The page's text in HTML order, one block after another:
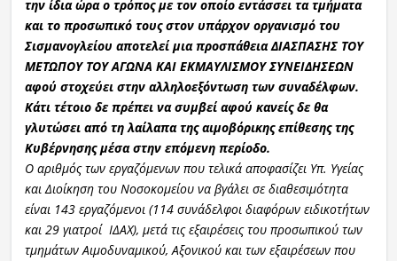
την ίδια ώρα ο τρόπος με τον οποίο εντάσσει τα τμήματα
και το προσωπικό τους στον υπάρχον οργανισμό του
Σισμανογλείου αποτελεί μια προσπάθεια ΔΙΑΣΠΑΣΗΣ ΤΟΥ
ΜΕΤΩΠΟΥ ΤΟΥ ΑΓΩΝΑ ΚΑΙ ΕΚΜΑΥΛΙΣΜΟΥ ΣΥΝΕΙΔΗΣΕΩΝ
αφού στοχεύει στην αλληλοεξόντωση των συναδέλφων.
Κάτι τέτοιο δε πρέπει να συμβεί αφού κανείς δε θα
γλυτώσει από τη λαίλαπα της αιμοβόρικης επίθεσης της
Κυβέρνησης μέσα στην επόμενη περίοδο.
Ο αριθμός των εργαζόμενων που τελικά αποφασίζει Υπ. Υγείας
και Διοίκηση του Νοσοκομείου να βγάλει σε διαθεσιμότητα
είναι 143 εργαζόμενοι (114 συνάδελφοι διαφόρων ειδικοτήτων
και 29 γιατροί ΙΔΑΧ), μετά τις εξαιρέσεις του προσωπικού των
τμημάτων Αιμοδυναμικού, Αξονικού και των εξαιρέσεων που